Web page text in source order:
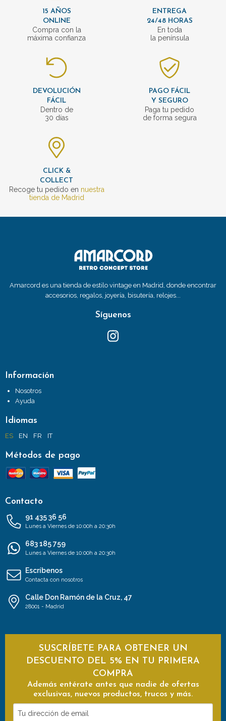
15 AÑOS
ONLINE
Compra con la
máxima confianza
ENTREGA
24/48 HORAS
En toda
la península
DEVOLUCIÓN
FÁCIL
Dentro de
30 días
PAGO FÁCIL
Y SEGURO
Paga tu pedido
de forma segura
CLICK &
COLLECT
Recoge tu pedido en nuestra
tienda de Madrid
Amarcord es una tienda de estilo vintage en Madrid, donde encontrar
accesorios, regalos, joyería, bisutería, relojes...
Síguenos
Información
Nosotros
Ayuda
Idiomas
ES EN FR IT
Métodos de pago
Contacto
91 435 36 56
Lunes a Viernes de 10:00h a 20:30h
683 185 759
Lunes a Viernes de 10:00h a 20:30h
Escríbenos
Contacta con nosotros
Calle Don Ramón de la Cruz, 47
28001 - Madrid
SUSCRÍBETE PARA OBTENER UN
DESCUENTO DEL 5% EN TU PRIMERA
COMPRA
Además entérate antes que nadie de ofertas
exclusivas, nuevos productos, trucos y más.
Tu